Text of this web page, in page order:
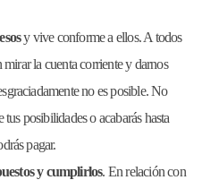
y vive conforme a ellos. A todos
la cuenta corriente y darnos
no es posible. No
posibilidades o acabarás hasta
pagar.
y cumplirlos. En relación con